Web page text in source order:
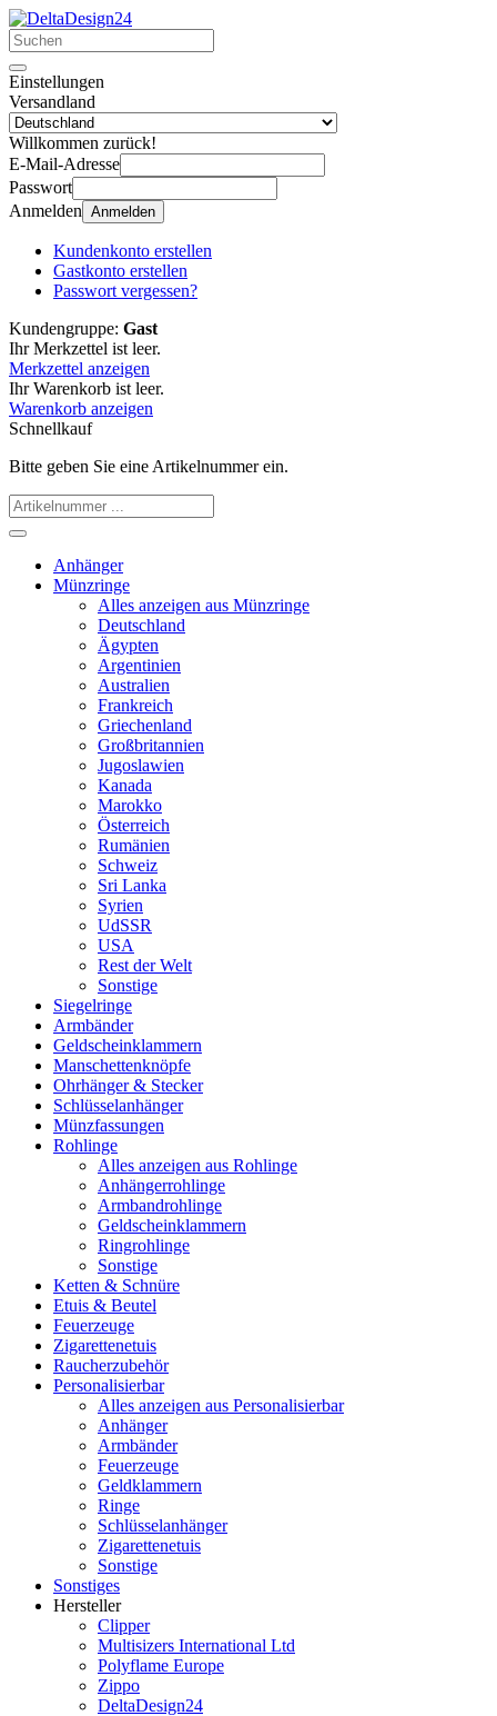
Einstellungen
Versandland
Willkommen zurück!
E-Mail-Adresse
Passwort
Anmelden Anmelden
Kundenkonto erstellen
Gastkonto erstellen
Passwort vergessen?
Kundengruppe: Gast
Ihr Merkzettel ist leer.
Merkzettel anzeigen
Ihr Warenkorb ist leer.
Warenkorb anzeigen
Schnellkauf
Bitte geben Sie eine Artikelnummer ein.
Anhänger
Münzringe
Alles anzeigen aus Münzringe
Deutschland
Ägypten
Argentinien
Australien
Frankreich
Griechenland
Großbritannien
Jugoslawien
Kanada
Marokko
Österreich
Rumänien
Schweiz
Sri Lanka
Syrien
UdSSR
USA
Rest der Welt
Sonstige
Siegelringe
Armbänder
Geldscheinklammern
Manschettenknöpfe
Ohrhänger & Stecker
Schlüsselanhänger
Münzfassungen
Rohlinge
Alles anzeigen aus Rohlinge
Anhängerrohlinge
Armbandrohlinge
Geldscheinklammern
Ringrohlinge
Sonstige
Ketten & Schnüre
Etuis & Beutel
Feuerzeuge
Zigarettenetuis
Raucherzubehör
Personalisierbar
Alles anzeigen aus Personalisierbar
Anhänger
Armbänder
Feuerzeuge
Geldklammern
Ringe
Schlüsselanhänger
Zigarettenetuis
Sonstige
Sonstiges
Hersteller
Clipper
Multisizers International Ltd
Polyflame Europe
Zippo
DeltaDesign24